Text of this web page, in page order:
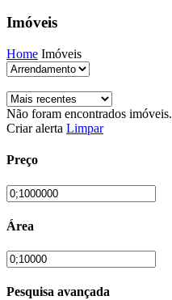
Imóveis
Home Imóveis
Não foram encontrados imóveis.
Criar alerta Limpar
Preço
Área
Pesquisa avançada